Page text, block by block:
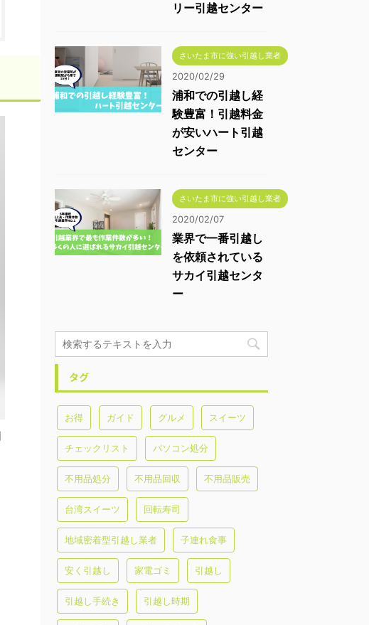
リー引越センター
さいたま市に強い引越し業者
2020/02/29
浦和での引越し経
験豊富！引越料金
が安いハート引越
センター
さいたま市に強い引越し業者
2020/02/07
業界で一番引越し
を依頼されている
サカイ引越センタ
ー
タグ
お得 ガイド グルメ スイーツ
チェックリスト パソコン処分
不用品処分 不用品回収 不用品販売
台湾スイーツ 回転寿司
地域密着型引越し業者 子連れ食事
安く引越し 家電ゴミ 引越し
引越し手続き 引越し時期